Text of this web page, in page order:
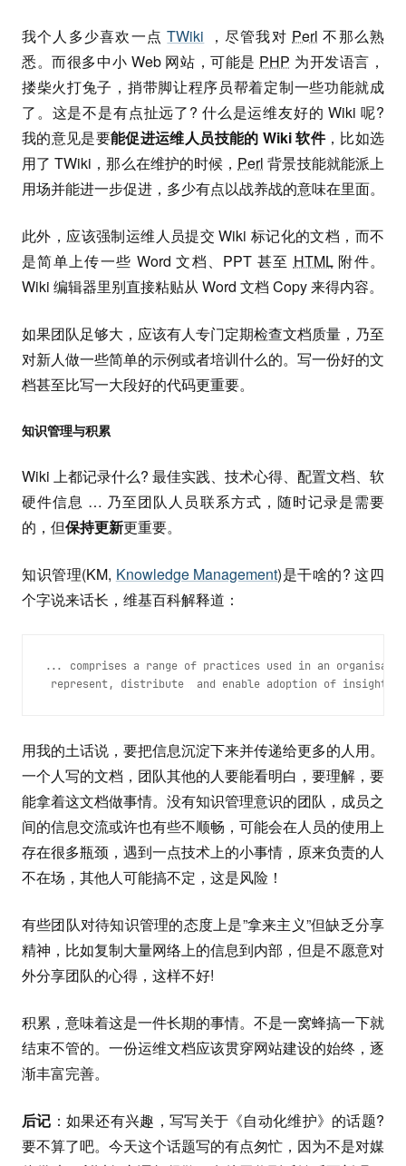
我个人多少喜欢一点TWiki ，尽管我对 Perl 不那么熟
悉。而很多中小 Web 网站，可能是 PHP 为开发语言，
搂柴火打兔子，捎带脚让程序员帮着定制一些功能就成
了。这是不是有点扯远了? 什么是运维友好的 Wiki 呢?
我的意见是要能促进运维人员技能的 Wiki 软件，比如选
用了 TWiki，那么在维护的时候， Perl 背景技能就能派上
用场并能进一步促进，多少有点以战养战的意味在里面。
此外，应该强制运维人员提交 Wiki 标记化的文档，而不
是简单上传一些 Word 文档、PPT 甚至 HTML附件。
Wiki 编辑器里别直接粘贴从 Word 文档 Copy 来得内容。
如果团队足够大，应该有人专门定期检查文档质量，乃至
对新人做一些简单的示例或者培训什么的。写一份好的文
档甚至比写一大段好的代码更重要。
知识管理与积累
Wiki 上都记录什么? 最佳实践、技术心得、配置文档、软
硬件信息 … 乃至团队人员联系方式，随时记录是需要
的，但保持更新更重要。
知识管理(KM, Knowledge Management)是干啥的? 这四
个字说来话长，维基百科解释道：
... comprises a range of practices used in an
represent, distribute  and enable adoption of insights
用我的土话说，要把信息沉淀下来并传递给更多的人用。
一个人写的文档，团队其他的人要能看明白，要理解，要
能拿着这文档做事情。没有知识管理意识的团队，成员之
间的信息交流或许也有些不顺畅，可能会在人员的使用上
存在很多瓶颈，遇到一点技术上的小事情，原来负责的人
不在场，其他人可能搞不定，这是风险！
有些团队对待知识管理的态度上是”拿来主义”但缺乏分享
精神，比如复制大量网络上的信息到内部，但是不愿意对
外分享团队的心得，这样不好!
积累，意味着这是一件长期的事情。不是一窝蜂搞一下就
结束不管的。一份运维文档应该贯穿网站建设的始终，逐
渐丰富完善。
后记 ：如果还有兴趣，写写关于《自动化维护》的话题?
要不算了吧。今天这个话题写的有点匆忙，因为不是对媒